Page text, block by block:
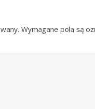
Wymagane pola są